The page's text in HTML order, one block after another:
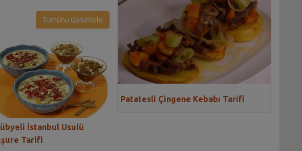
Tümünü Görüntüle
İstanbul Usulü
Tarifi
Patatesli Çingene Kebabı Tarifi